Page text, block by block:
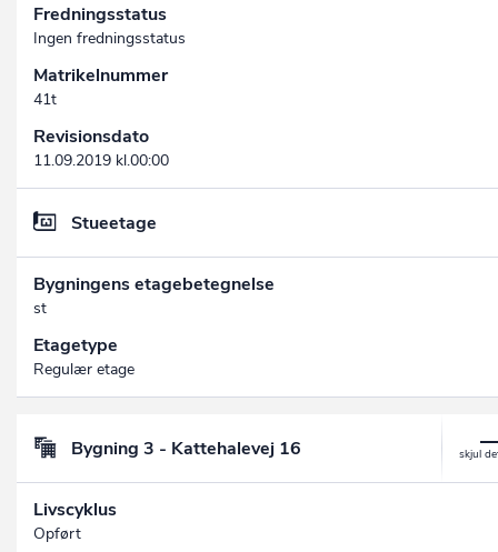
Fredningsstatus
Ingen fredningsstatus
Matrikelnummer
41t
Revisionsdato
11.09.2019 kl.00:00
Stueetage
Bygningens etagebetegnelse
st
Etagetype
Regulær etage
Bygning 3 - Kattehalevej 16
Livscyklus
Opført